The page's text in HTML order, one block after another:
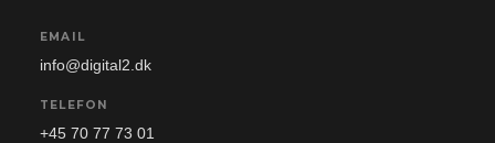
EMAIL
info@digital2.dk
TELEFON
+45 70 77 73 01